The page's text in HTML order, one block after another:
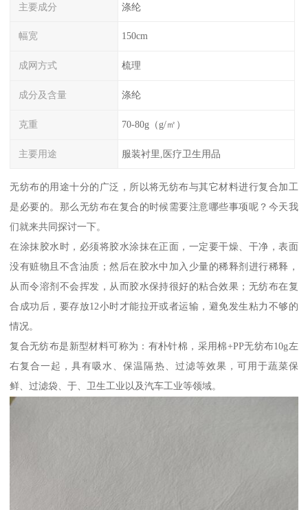
主要成分 涤纶
幅宽 150cm
成网方式 梳理
成分及含量 涤纶
克重 70-80g（g/㎡）
主要用途 服装衬里,医疗卫生用品
无纺布的用途十分的广泛，所以将无纺布与其它材料进行复合加工
是必要的。那么无纺布在复合的时候需要注意哪些事项呢？今天我
们就来共同探讨一下。
在涂抹胶水时，必须将胶水涂抹在正面，一定要干燥、干净，表面
没有赃物且不含油质；然后在胶水中加入少量的稀释剂进行稀释，
从而令溶剂不会挥发，从而胶水保持很好的粘合效果；无纺布在复
合成功后，要存放12小时才能拉开或者运输，避免发生粘力不够的
情况。
复合无纺布是新型材料可称为：有朴针棉，采用棉+PP无纺布10g左
右复合一起，具有吸水、保温隔热、过滤等效果，可用于蔬菜保
鲜、过滤袋、于、卫生工业以及汽车工业等领域。